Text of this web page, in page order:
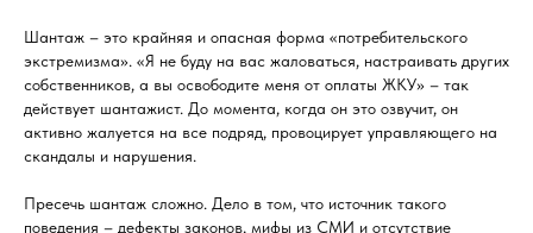
Шантаж – это крайняя и опасная форма «потребительского
экстремизма». «Я не буду на вас жаловаться, настраивать других
собственников, а вы освободите меня от оплаты ЖКУ» – так
действует шантажист. До момента, когда он это озвучит, он
активно жалуется на все подряд, провоцирует управляющего на
скандалы и нарушения.
Пресечь шантаж сложно. Дело в том, что источник такого
поведения – дефекты законов, мифы из СМИ и отсутствие